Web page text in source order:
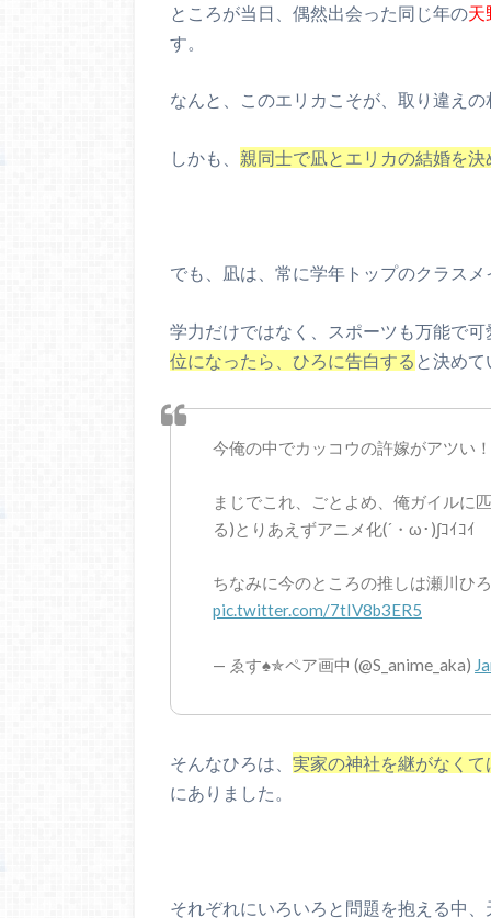
ところが当日、偶然出会った同じ年の天
す。
なんと、このエリカこそが、取り違え
しかも、 親同士で凪とエリカの結婚を
でも、凪は、常に学年トップのクラスメ
学力だけではなく、スポーツも万能で
位になったら、ひろに告白する と決め
今俺の中でカッコウの許嫁がアツい！
まじでこれ、ごとよめ、俺ガイルに
る)とりあえずアニメ化(´・ω･)∫ｺｲｺｲ
ちなみに今のところの推しは瀬川ひ
pic.twitter.com/7tIV8b3ER5
— ゑす♠✯ペア画中 (@S_anime_aka)
そんなひろは、 実家の神社を継がなく
にありました。
それぞれにいろいろと問題を抱える中